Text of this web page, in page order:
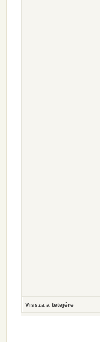
Vissza a tetejére